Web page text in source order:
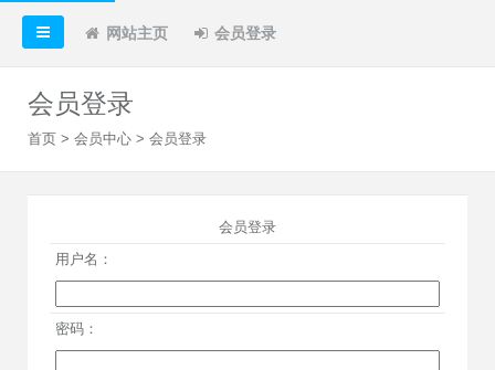
网站主页 会员登录
会员登录
首页 > 会员中心 > 会员登录
会员登录
用户名：
密码：